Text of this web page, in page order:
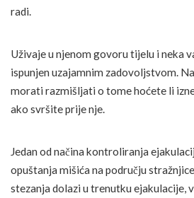
radi.
Uživaje u njenom govoru tijelu i neka
ispunjen uzajamnim zadovoljstvom.
morati razmišljati o tome hoćete li
ako svršite prije nje.
Jedan od načina kontroliranja
opuštanja mišića na području
stezanja dolazi u trenutku ejakulacije,